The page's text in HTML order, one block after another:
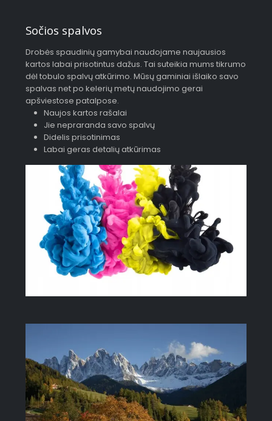
Sočios spalvos
Drobės spaudinių gamybai naudojame naujausios
kartos labai prisotintus dažus. Tai suteikia mums tikrumo
dėl tobulo spalvų atkūrimo. Mūsų gaminiai išlaiko savo
spalvas net po kelerių metų naudojimo gerai
apšviestose patalpose.
Naujos kartos rašalai
Jie nepraranda savo spalvų
Didelis prisotinimas
Labai geras detalių atkūrimas